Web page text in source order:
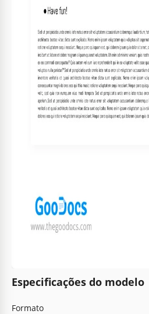
Especificações do modelo
Formato